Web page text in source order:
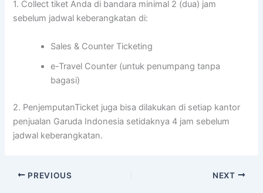
1. Collect tiket Anda di bandara minimal 2 (dua) jam
sebelum jadwal keberangkatan di:
Sales & Counter Ticketing
e-Travel Counter (untuk penumpang tanpa
bagasi)
2. PenjemputanTicket juga bisa dilakukan di setiap kantor
penjualan Garuda Indonesia setidaknya 4 jam sebelum
jadwal keberangkatan.
PREVIOUS NEXT